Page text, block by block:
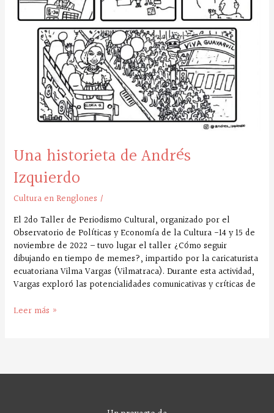
Una historieta de Andrés
Izquierdo
Cultura en Renglones /
El 2do Taller de Periodismo Cultural, organizado por el
Observatorio de Políticas y Economía de la Cultura -14 y 15 de
noviembre de 2022 – tuvo lugar el taller ¿Cómo seguir
dibujando en tiempo de memes?, impartido por la caricaturista
ecuatoriana Vilma Vargas (Vilmatraca). Durante esta actividad,
Vargas exploró las potencialidades comunicativas y críticas de
Leer más »